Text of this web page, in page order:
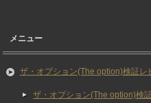
メニュー
ザ・オプション(The option)検証レ
ザ・オプション(The option)検